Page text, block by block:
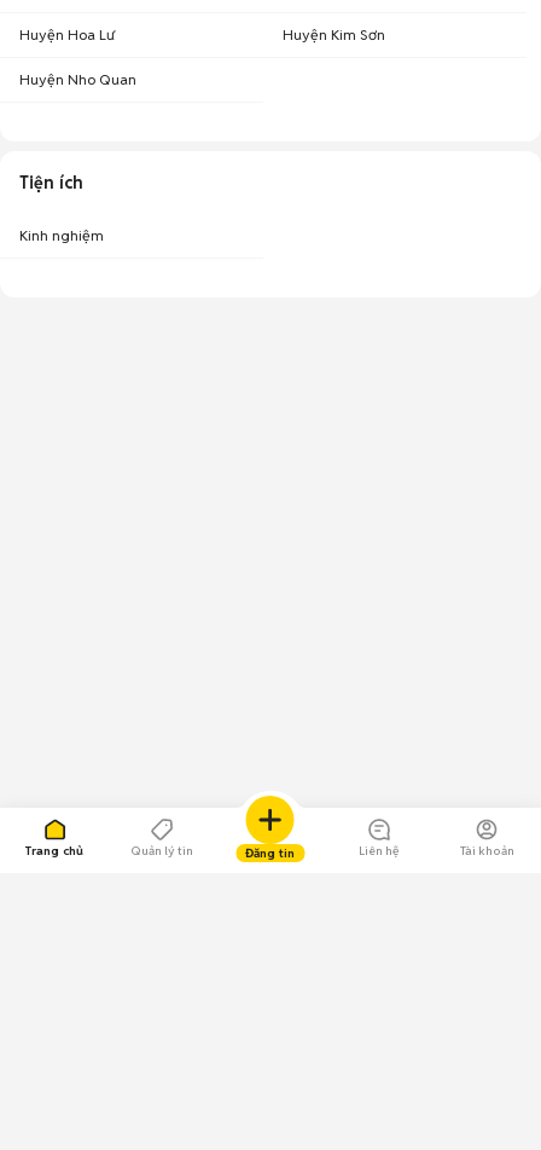
Trang chủ Quản lý tin Đăng tin Liên hệ Tài khoản
Huyện Hoa Lư Huyện Kim Sơn
Huyện Nho Quan
Tiện ích
Kinh nghiệm